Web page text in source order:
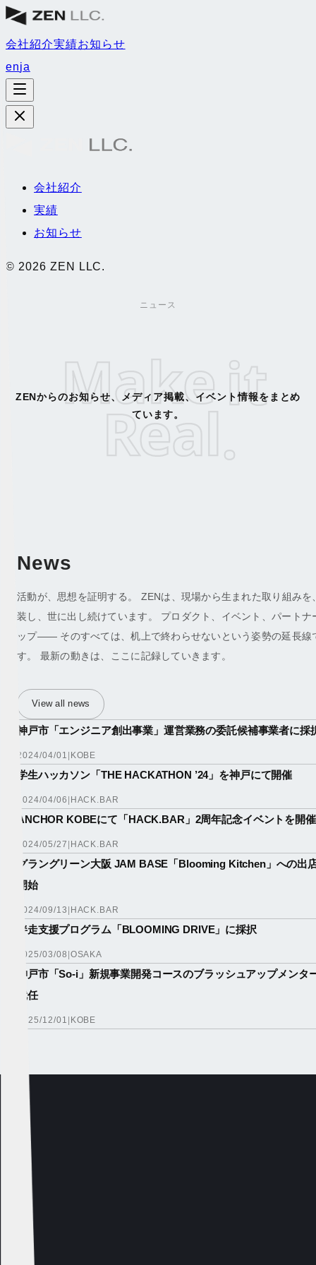
会社紹介実績お知らせ
enja
会社紹介
実績
お知らせ
© 2026 ZEN LLC.
ニュース
Makeit
Real
ZENからのお知らせ、メディア掲載、イベント情報をまとめ
ています。
News
活動が、思想を証明する。 ZENは、現場から生まれた取り組みを
装し、世に出し続けています。 プロダクト、イベント、パートナ
ップ—— そのすべては、机上で終わらせないという姿勢の延長線
す。 最新の動きは、ここに記録していきます。
View all news
神戸市「エンジニア創出事業」運営業務の委託候補事業者に採
2024/04/01 KOBE
学生ハッカソン「THE HACKATHON ’24」を神戸にて開催
2024/04/06 HACK.BAR
ANCHOR KOBEにて「HACK.BAR」2周年記念イベントを開催
2024/05/27 HACK.BAR
グラングリーン大阪 JAM BASE「Blooming Kitchen」への出
開始
2024/09/13 HACK.BAR
伴走支援プログラム「BLOOMING DRIVE」に採択
2025/03/08 OSAKA
神戸市「So-i」新規事業開発コースのブラッシュアップメンタ
就任
2025/12/01 KOBE